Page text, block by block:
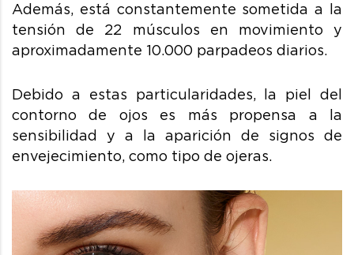
Además, está constantemente sometida a la
tensión de 22 músculos en movimiento y
aproximadamente 10.000 parpadeos diarios.
Debido a estas particularidades, la piel del
contorno de ojos es más propensa a la
sensibilidad y a la aparición de signos de
envejecimiento, como tipo de ojeras.